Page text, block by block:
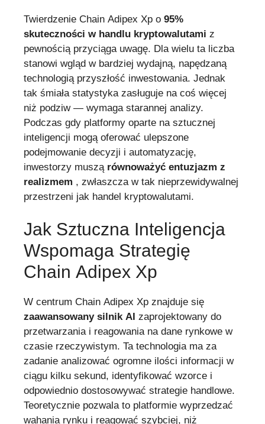
Twierdzenie Chain Adipex Xp o 95%
skuteczności w handlu kryptowalutami z
pewnością przyciąga uwagę. Dla wielu ta liczba
stanowi wgląd w bardziej wydajną, napędzaną
technologią przyszłość inwestowania. Jednak
tak śmiała statystyka zasługuje na coś więcej
niż podziw — wymaga starannej analizy.
Podczas gdy platformy oparte na sztucznej
inteligencji mogą oferować ulepszone
podejmowanie decyzji i automatyzację,
inwestorzy muszą równoważyć entuzjazm z
realizmem , zwłaszcza w tak nieprzewidywalnej
przestrzeni jak handel kryptowalutami.
Jak Sztuczna Inteligencja
Wspomaga Strategię
Chain Adipex Xp
W centrum Chain Adipex Xp znajduje się
zaawansowany silnik AI zaprojektowany do
przetwarzania i reagowania na dane rynkowe w
czasie rzeczywistym. Ta technologia ma za
zadanie analizować ogromne ilości informacji w
ciągu kilku sekund, identyfikować wzorce i
odpowiednio dostosowywać strategie handlowe.
Teoretycznie pozwala to platformie wyprzedzać
wahania rynku i reagować szybciej, niż